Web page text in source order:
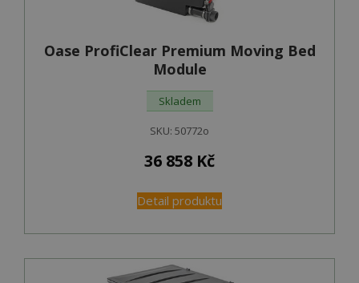
Oase ProfiClear Premium Moving Bed
Module
Skladem
SKU: 50772o
36 858 Kč
Detail produktu